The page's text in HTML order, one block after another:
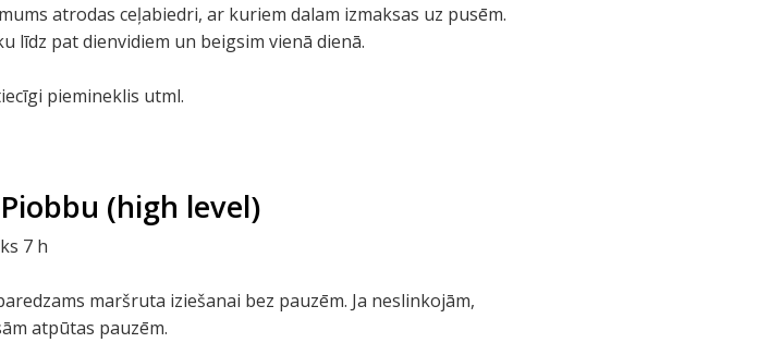
atrodas ceļabiedri, ar kuriem dalam izmaksas uz pusēm.
līdz pat dienvidiem un beigsim vienā dienā.
piemineklis utml.
(high level)
7 h
maršruta iziešanai bez pauzēm. Ja neslinkojām,
atpūtas pauzēm.